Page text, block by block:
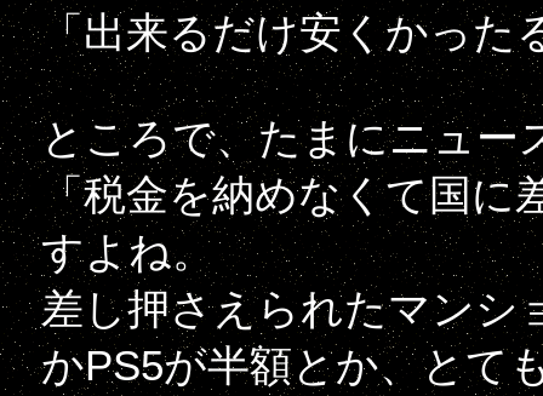
「出来るだけ安くかった
ところで、たまにニュー
「税金を納めなくて国に
すよね。
差し押さえられたマンシ
かPS5が半額とか、とて